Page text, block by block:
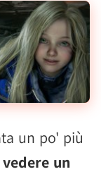
un po' più
un